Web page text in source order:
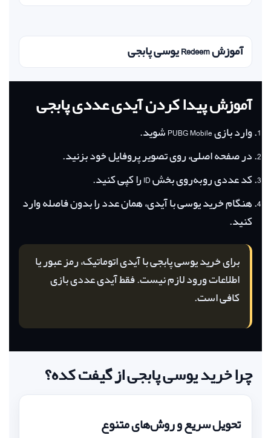
آموزش Redeem یوسی پابجی
آموزش پیدا کردن آیدی عددی پابجی
وارد بازی PUBG Mobile شوید.
در صفحه اصلی، روی تصویر پروفایل خود بزنید.
کد عددی روبه‌روی بخش ID را کپی کنید.
هنگام خرید یوسی با آیدی، همان عدد را بدون فاصله وارد
کنید.
برای خرید یوسی پابجی با آیدی اتوماتیک، رمز عبور یا
اطلاعات ورود لازم نیست. فقط آیدی عددی بازی
کافی است.
چرا خرید یوسی پابجی از گیفت کده؟
تحویل سریع و روش‌های متنوع